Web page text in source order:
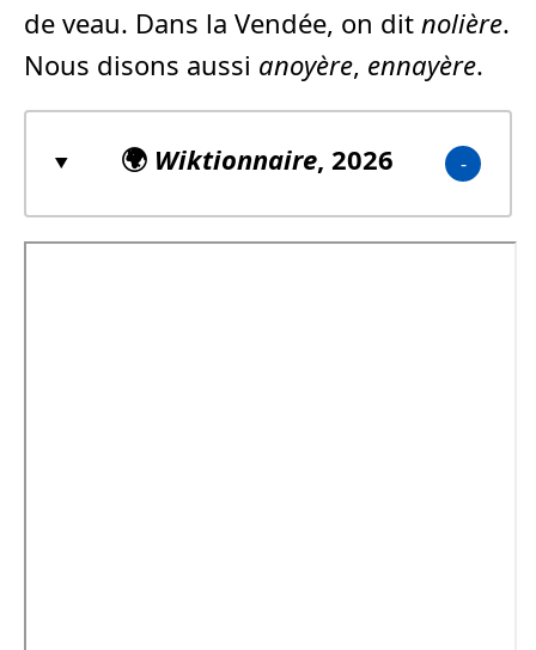
de veau. Dans la Vendée, on dit nolière.
Nous disons aussi anoyère, ennayère.
🌍 Wiktionnaire, 2026